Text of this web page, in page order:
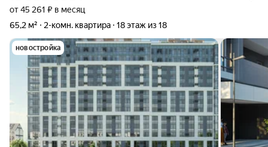
от 45 261 ₽ в месяц
65,2 м²
2-комн. квартира 18 этаж из 18
новостройка